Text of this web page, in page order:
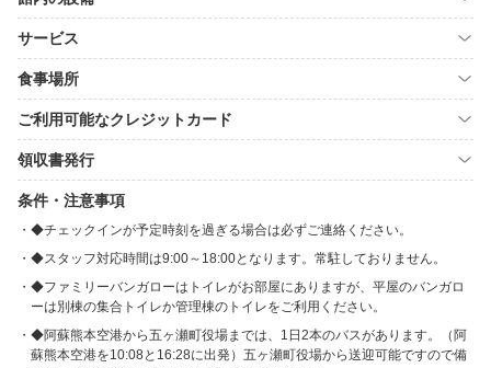
サービス
食事場所
ご利用可能なクレジットカード
領収書発行
条件・注意事項
◆チェックインが予定時刻を過ぎる場合は必ずご連絡ください。
◆スタッフ対応時間は9:00～18:00となります。常駐しておりません。
◆ファミリーバンガローはトイレがお部屋にありますが、平屋のバンガロ
ーは別棟の集合トイレか管理棟のトイレをご利用ください。
◆阿蘇熊本空港から五ヶ瀬町役場までは、1日2本のバスがあります。（阿
蘇熊本空港を10:08と16:28に出発）五ヶ瀬町役場から送迎可能ですので備